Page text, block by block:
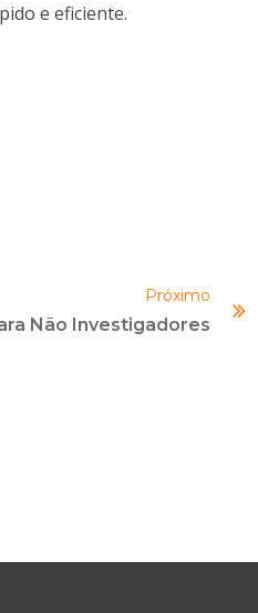
e eficiente.
Próximo
Não Investigadores